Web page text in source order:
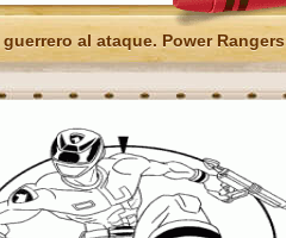
guerrero al ataque. Power Rangers